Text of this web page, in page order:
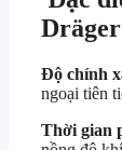
Dräger
Độ chính
ngoại tiên
Thời gian